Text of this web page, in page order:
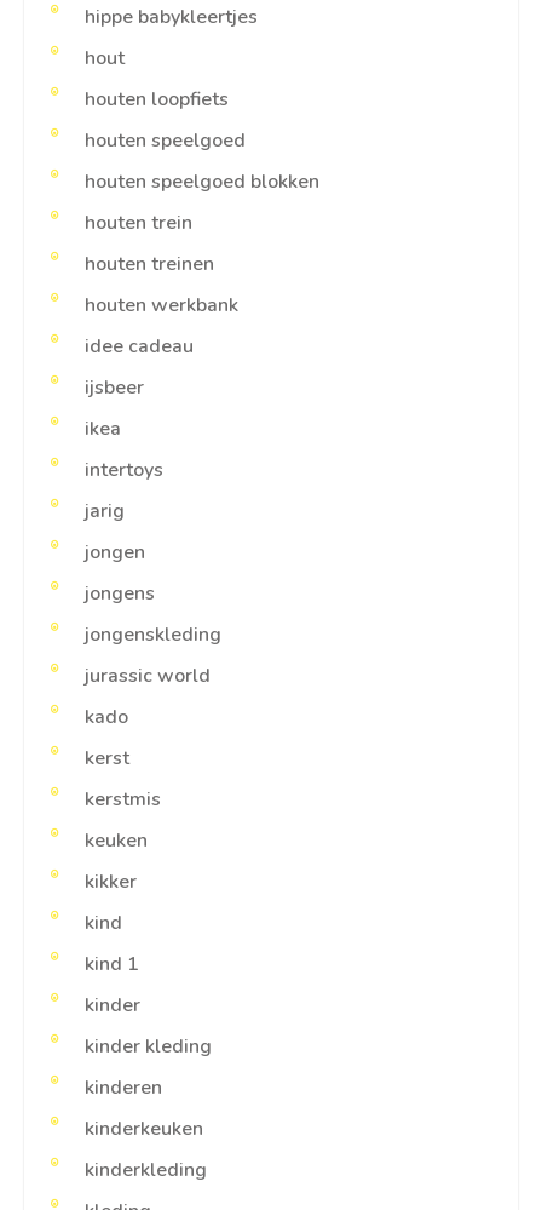
hippe babykleertjes
hout
houten loopfiets
houten speelgoed
houten speelgoed blokken
houten trein
houten treinen
houten werkbank
idee cadeau
ijsbeer
ikea
intertoys
jarig
jongen
jongens
jongenskleding
jurassic world
kado
kerst
kerstmis
keuken
kikker
kind
kind 1
kinder
kinder kleding
kinderen
kinderkeuken
kinderkleding